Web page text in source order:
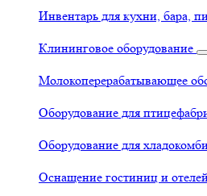
Инвентарь для кухни, бара,
Клининговое оборудование
Молокоперерабатывающее
Оборудование для
Оборудование для
Оснащение гостиниц и